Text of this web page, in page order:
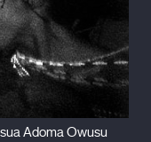
Adoma Owusu